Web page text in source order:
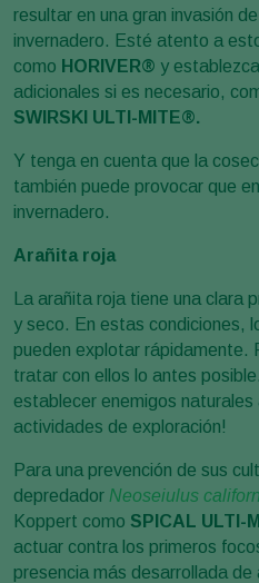
resultar en una gran invasión
invernadero. Esté atento a
como HORIVER® y
adicionales si es necesario,
SWIRSKI ULTI-MITE®.
Y tenga en cuenta que la
también puede provocar que
invernadero.
Arañita roja
La arañita roja tiene una clara
y seco. En estas condiciones,
pueden explotar rápidamente.
tratar con ellos lo antes
establecer enemigos
actividades de exploración!
Para una prevención de sus
depredador Neoseiulus
Koppert como SPICAL ULTI-
actuar contra los primeros
presencia más desarrollada de